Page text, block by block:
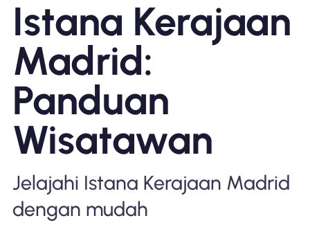
Tentang eSIM
Mengapa Nomad eSIM
Untuk bisnis
Istana Kerajaan
Madrid:
Panduan
Wisatawan
Jelajahi Istana Kerajaan Madrid
dengan mudah